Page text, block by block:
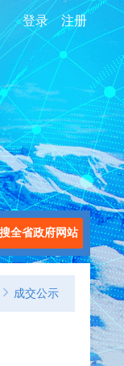
登录 注册
搜全省政府网站
成交公示